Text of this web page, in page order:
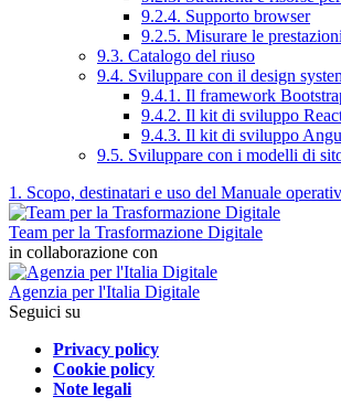
9.2.4. Supporto browser
9.2.5. Misurare le prestazioni
9.3. Catalogo del riuso
9.4. Sviluppare con il design
9.4.1. Il framework
9.4.2. Il kit di sviluppo
9.4.3. Il kit di sviluppo
9.5. Sviluppare con i modelli di
1. Scopo, destinatari e uso del Manuale
Team per la Trasformazione Digitale
in collaborazione con
Agenzia per l'Italia Digitale
Seguici su
Privacy policy
Cookie policy
Note legali